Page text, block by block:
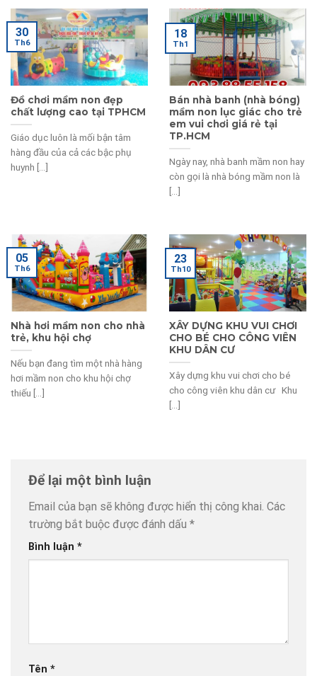
Đồ chơi mầm non đẹp
chất lượng cao tại TPHCM
Giáo dục luôn là mối bận tâm
hàng đầu của cả các bậc phụ
huynh [...]
30
Th6
Bán nhà banh (nhà bóng)
mầm non lục giác cho trẻ
em vui chơi giá rẻ tại
TP.HCM
Ngày nay, nhà banh mầm non hay
còn gọi là nhà bóng mầm non là
[...]
18
Th1
Nhà hơi mầm non cho nhà
trẻ, khu hội chợ
Nếu bạn đang tìm một nhà hàng
hơi mầm non cho khu hội chợ
thiếu [...]
05
Th6
XÂY DỰNG KHU VUI CHƠI
CHO BÉ CHO CÔNG VIÊN
KHU DÂN CƯ
Xây dựng khu vui chơi cho bé
cho công viên khu dân cư Khu
[...]
23
Th10
Để lại một bình luận
Email của bạn sẽ không được hiển thị công khai. Các
trường bắt buộc được đánh dấu *
Bình luận *
Tên *